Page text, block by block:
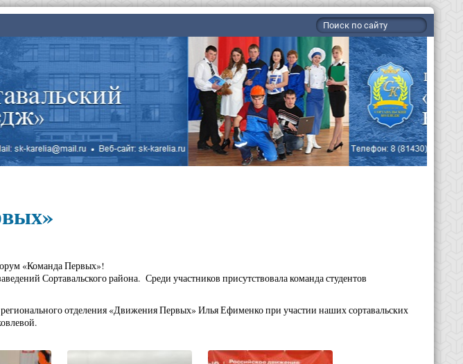
«Команда Первых»!
Сортавальского района. Среди участников присутствовала команда студентов
отделения «Движения Первых» Илья Ефименко при участии наших сортавальских